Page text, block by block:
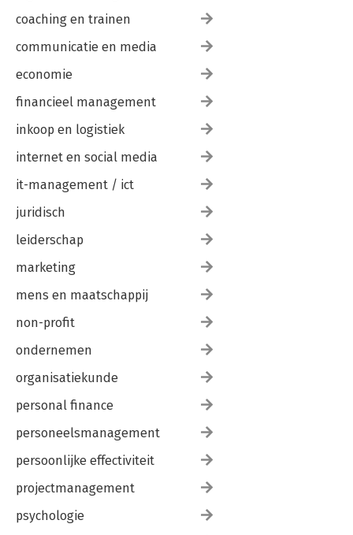
coaching en trainen
communicatie en media
economie
financieel management
inkoop en logistiek
internet en social media
it-management / ict
juridisch
leiderschap
marketing
mens en maatschappij
non-profit
ondernemen
organisatiekunde
personal finance
personeelsmanagement
persoonlijke effectiviteit
projectmanagement
psychologie